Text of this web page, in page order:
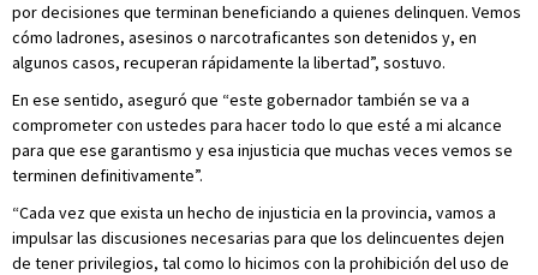
por decisiones que terminan beneficiando a quienes delinquen. Vemos
cómo ladrones, asesinos o narcotraficantes son detenidos y, en
algunos casos, recuperan rápidamente la libertad”, sostuvo.
En ese sentido, aseguró que “este gobernador también se va a
comprometer con ustedes para hacer todo lo que esté a mi alcance
para que ese garantismo y esa injusticia que muchas veces vemos se
terminen definitivamente”.
“Cada vez que exista un hecho de injusticia en la provincia, vamos a
impulsar las discusiones necesarias para que los delincuentes dejen
de tener privilegios, tal como lo hicimos con la prohibición del uso de